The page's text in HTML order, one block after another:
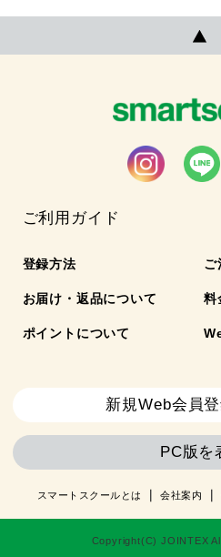
ご利用ガイド
登録方法 ご
お届け・返品について 料
ポイントについて
新規Web会員
PC版を
スマートスクールとは 会社案内
Copyright(C) JOINTEX